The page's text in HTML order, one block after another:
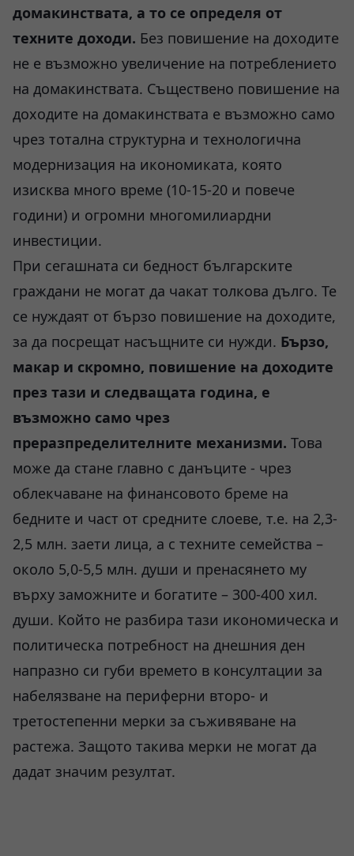
домакинствата, а то се определя от
техните доходи. Без повишение на доходите
не е възможно увеличение на потреблението
на домакинствата. Съществено повишение на
доходите на домакинствата е възможно само
чрез тотална структурна и технологична
модернизация на икономиката, която
изисква много време (10-15-20 и повече
години) и огромни многомилиардни
инвестиции.
При сегашната си бедност българските
граждани не могат да чакат толкова дълго. Те
се нуждаят от бързо повишение на доходите,
за да посрещат насъщните си нужди. Бързо,
макар и скромно, повишение на доходите
през тази и следващата година, е
възможно само чрез
преразпределителните механизми. Това
може да стане главно с данъците - чрез
облекчаване на финансовото бреме на
бедните и част от средните слоеве, т.е. на 2,3-
2,5 млн. заети лица, а с техните семейства –
около 5,0-5,5 млн. души и пренасянето му
върху заможните и богатите – 300-400 хил.
души. Който не разбира тази икономическа и
политическа потребност на днешния ден
напразно си губи времето в консултации за
набелязване на периферни второ- и
третостепенни мерки за съживяване на
растежа. Защото такива мерки не могат да
дадат значим резултат.